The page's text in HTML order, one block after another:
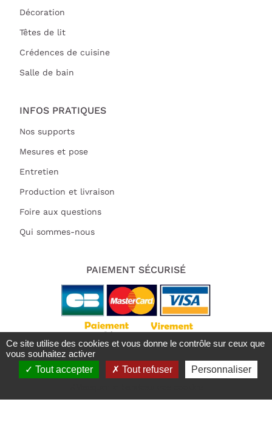
Ce site utilise des cookies et vous donne le contrôle sur ceux que
vous souhaitez activer
Tout accepter
Tout refuser Personnaliser
Décoration
Têtes de lit
Crédences de cuisine
Salle de bain
INFOS PRATIQUES
Nos supports
Mesures et pose
Entretien
Production et livraison
Foire aux questions
Qui sommes-nous
PAIEMENT SÉCURISÉ